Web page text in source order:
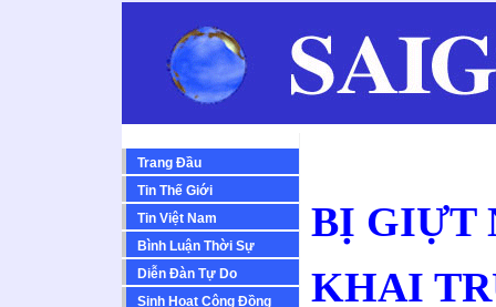
Trang Đầu
Tin Thế Giới
Tin Việt Nam
Bình Luận Thời Sự
Diễn Ðàn Tự Do
Sinh Hoạt Cộng Ðồng
BỊ GIỰT
KHAI